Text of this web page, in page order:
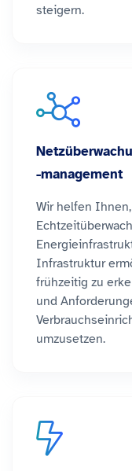
steigern.
-management
Wir helfen
Infrastruktur
frühzeitig zu
und
umzusetzen.